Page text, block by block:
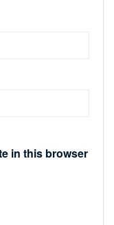
in this browser